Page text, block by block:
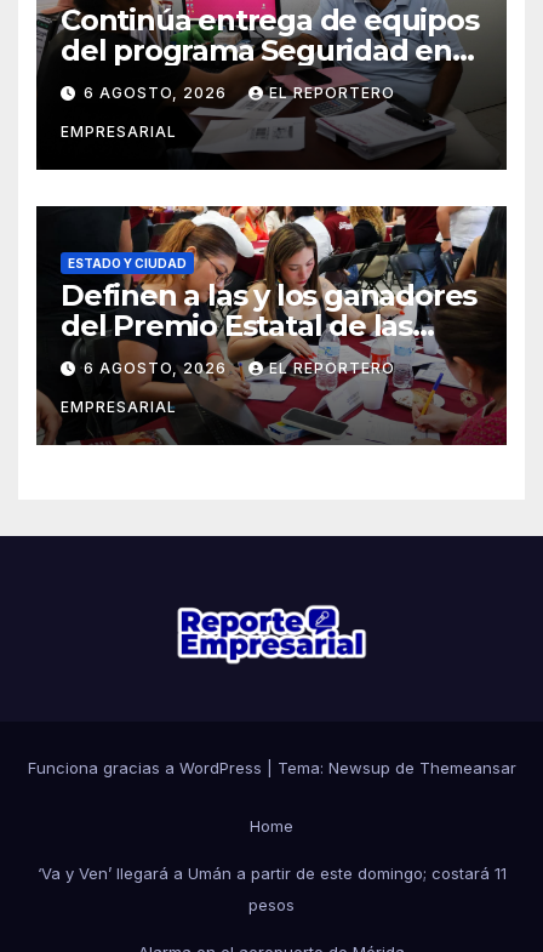
Continúa entrega de equipos
del programa Seguridad en
el Mar
6 AGOSTO, 2026 EL REPORTERO
EMPRESARIAL
ESTADO Y CIUDAD
Definen a las y los ganadores
del Premio Estatal de las
Juventudes 2026
6 AGOSTO, 2026 EL REPORTERO
EMPRESARIAL
Funciona gracias a WordPress Tema: Newsup de Themeansar
Home
‘Va y Ven’ llegará a Umán a partir de este domingo; costará 11
pesos